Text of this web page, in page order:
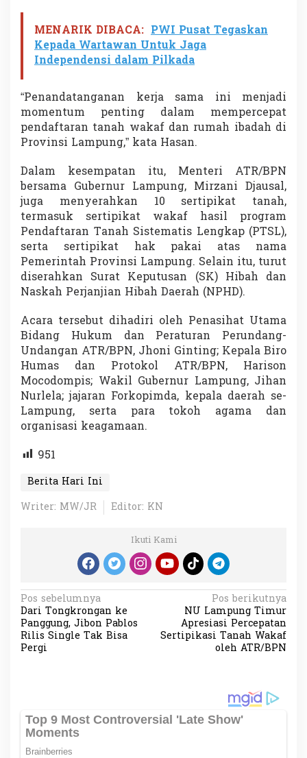
MENARIK DIBACA: PWI Pusat Tegaskan
Kepada Wartawan Untuk Jaga
Independensi dalam Pilkada
“Penandatanganan kerja sama ini menjadi
momentum penting dalam mempercepat
pendaftaran tanah wakaf dan rumah ibadah di
Provinsi Lampung,” kata Hasan.
Dalam kesempatan itu, Menteri ATR/BPN
bersama Gubernur Lampung, Mirzani Djausal,
juga menyerahkan 10 sertipikat tanah,
termasuk sertipikat wakaf hasil program
Pendaftaran Tanah Sistematis Lengkap (PTSL),
serta sertipikat hak pakai atas nama
Pemerintah Provinsi Lampung. Selain itu, turut
diserahkan Surat Keputusan (SK) Hibah dan
Naskah Perjanjian Hibah Daerah (NPHD).
Acara tersebut dihadiri oleh Penasihat Utama
Bidang Hukum dan Peraturan Perundang-
Undangan ATR/BPN, Jhoni Ginting; Kepala Biro
Humas dan Protokol ATR/BPN, Harison
Mocodompis; Wakil Gubernur Lampung, Jihan
Nurlela; jajaran Forkopimda, kepala daerah se-
Lampung, serta para tokoh agama dan
organisasi keagamaan.
951
Berita Hari Ini
Writer: MW/JR
Editor: KN
Ikuti Kami
N
a
v
s
Pos sebelumnya
Dari Tongkrongan ke
Panggung, Jibon Pablos
Rilis Single Tak Bisa
Pergi
Pos berikutnya
NU Lampung Timur
Apresiasi Percepatan
Sertipikasi Tanah Wakaf
oleh ATR/BPN